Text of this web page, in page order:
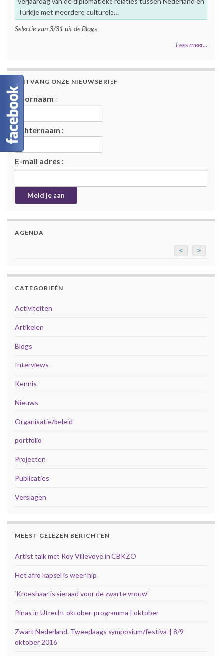
Turkije met meerdere culturele…
Selectie van 3/31 uit de Blogs
Lees meer...
ONTVANG ONZE NIEUWSBRIEF
Voornaam :
Achternaam :
E-mail adres :
AGENDA
< >
CATEGORIEËN
Activiteiten
Artikelen
Blogs
Interviews
Kennis
Nieuws
Organisatie/beleid
portfolio
Projecten
Publicaties
Verslagen
MEEST GELEZEN BERICHTEN
Artist talk met Roy Villevoye in CBKZO
Het afro kapsel is weer hip
‘Kroeshaar is sieraad voor de zwarte vrouw’
Pinas in Utrecht oktober-programma | oktober
Zwart Nederland. Tweedaags symposium/festival | 8/9
oktober 2016